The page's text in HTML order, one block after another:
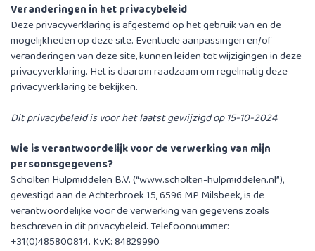
Veranderingen in het privacybeleid
Deze privacyverklaring is afgestemd op het gebruik van en de
mogelijkheden op deze site. Eventuele aanpassingen en/of
veranderingen van deze site, kunnen leiden tot wijzigingen in deze
privacyverklaring. Het is daarom raadzaam om regelmatig deze
privacyverklaring te bekijken.
Dit privacybeleid is voor het laatst gewijzigd op 15-10-2024
Wie is verantwoordelijk voor de verwerking van mijn
persoonsgegevens?
Scholten Hulpmiddelen B.V. (“www.scholten-hulpmiddelen.nl”),
gevestigd aan de Achterbroek 15, 6596 MP Milsbeek, is de
verantwoordelijke voor de verwerking van gegevens zoals
beschreven in dit privacybeleid. Telefoonnummer:
+31(0)485800814. KvK: 84829990